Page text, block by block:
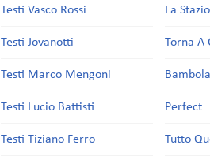
Testi Vasco Rossi
Testi Jovanotti
Testi Marco Mengoni
Testi Lucio Battisti
Testi Tiziano Ferro
La
Torna A
Bambola
Perfect
Tutto